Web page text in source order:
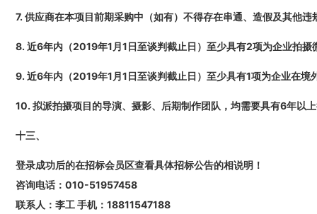
7. 供应商在本项目前期采购中（如有）不得存在串通、造假及其他违
8. 近6年内（2019年1月1日至谈判截止日）至少具有2项为企业拍
9. 近6年内（2019年1月1日至谈判截止日）至少具有1项为企业在境
10. 拟派拍摄项目的导演、摄影、后期制作团队，均需要具有6年以
十三、
登录成功后的在招标会员区查看具体招标公告的相说明！
咨询电话：010-51957458
联系人：李工 手机：18811547188